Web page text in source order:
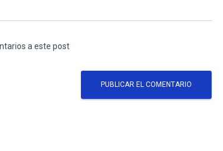
a este post